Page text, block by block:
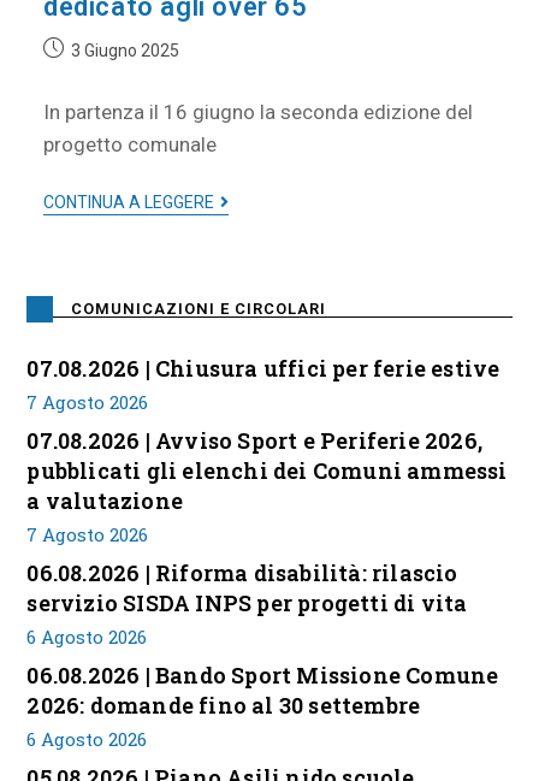
dedicato agli over 65
3 Giugno 2025
In partenza il 16 giugno la seconda edizione del
progetto comunale
CONTINUA A LEGGERE
COMUNICAZIONI E CIRCOLARI
07.08.2026 | Chiusura uffici per ferie estive
7 Agosto 2026
07.08.2026 | Avviso Sport e Periferie 2026,
pubblicati gli elenchi dei Comuni ammessi
a valutazione
7 Agosto 2026
06.08.2026 | Riforma disabilità: rilascio
servizio SISDA INPS per progetti di vita
6 Agosto 2026
06.08.2026 | Bando Sport Missione Comune
2026: domande fino al 30 settembre
6 Agosto 2026